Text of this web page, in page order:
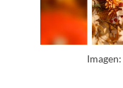
Imagen: